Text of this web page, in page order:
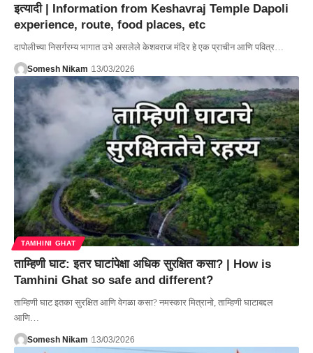
इत्यादी | Information from Keshavraj Temple Dapoli
experience, route, food places, etc
दापोलीच्या निसर्गरम्य भागात उभे असलेले केशवराज मंदिर हे एक प्राचीन आणि पवित्र…
Somesh Nikam 13/03/2026
TAMHINI GHAT
ताम्हिणी घाट: इतर घाटांपेक्षा अधिक सुरक्षित कसा? | How is
Tamhini Ghat so safe and different?
ताम्हिणी घाट इतका सुरक्षित आणि वेगळा कसा? नमस्कार मित्रानो, ताम्हिणी घाटाबद्दल
आणि…
Somesh Nikam 13/03/2026